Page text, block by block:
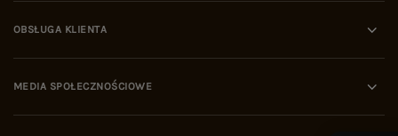
OBSŁUGA KLIENTA
MEDIA SPOŁECZNOŚCIOWE